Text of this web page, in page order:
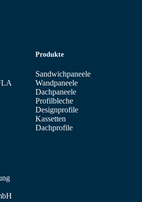
Produkte
Sandwichpaneele
Wandpaneele
Dachpaneele
Profilbleche
Designprofile
Kassetten
Dachprofile